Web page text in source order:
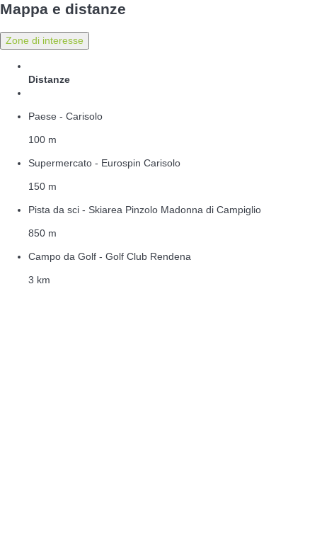
Mappa e distanze
Zone di interesse
Distanze
Paese - Carisolo
100 m
Supermercato - Eurospin Carisolo
150 m
Pista da sci - Skiarea Pinzolo Madonna di Campiglio
850 m
Campo da Golf - Golf Club Rendena
3 km